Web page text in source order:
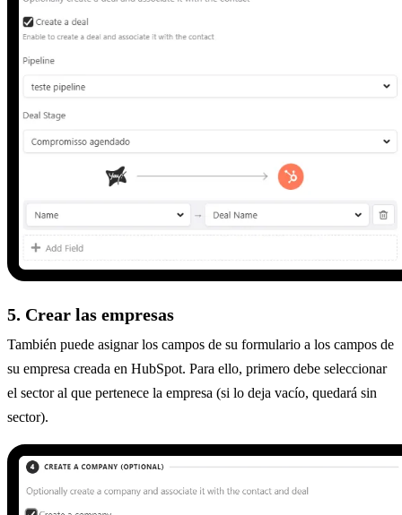
5. Crear las empresas
También puede asignar los campos de su formulario a los campos de
su empresa creada en HubSpot. Para ello, primero debe seleccionar
el sector al que pertenece la empresa (si lo deja vacío, quedará sin
sector).